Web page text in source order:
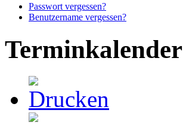
Passwort vergessen?
Benutzername vergessen?
Terminkalender